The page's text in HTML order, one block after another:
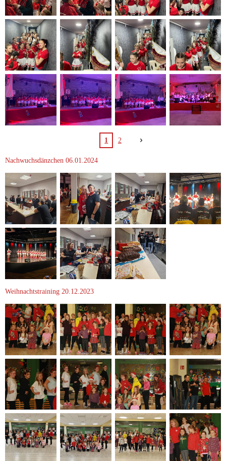
1 2
Nachwuchsdänzchen 06.01.2024
Weihnachtstraining 20.12.2023